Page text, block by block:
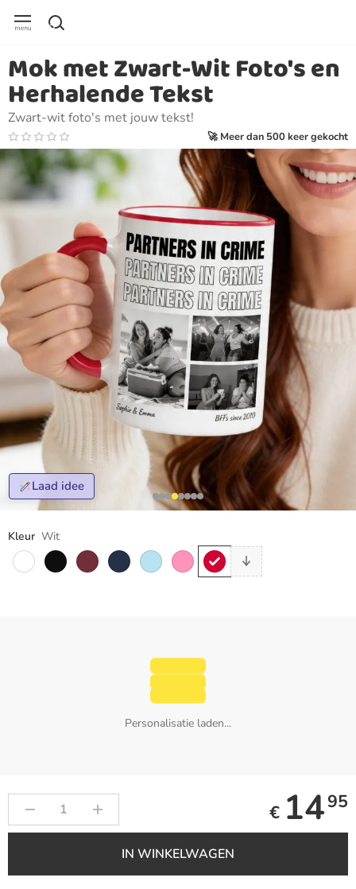
Mok met Zwart-Wit Foto's en
Herhalende Tekst
Zwart-wit foto's met jouw tekst!
🚀 Meer dan 500 keer gekocht
Laad idee
Kleur Wit
Personalisatie laden...
€ 1495
IN WINKELWAGEN